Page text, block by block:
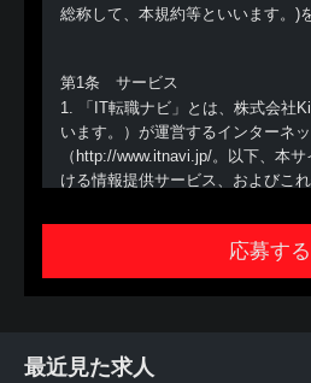
総称して、本規約等といいます。)
第1条 サービス
1. 「IT転職ナビ」とは、株式会社
います。）が運営するインターネ
（http://www.itnavi.jp/。以下、本
ける情報提供サービス、およびこ
す。
2. 本サービスは、あくまでも、本
（以下、利用者といいます。）が
を目的とするものであり、職業安
は行いません。また、利用者から
最近見た求人